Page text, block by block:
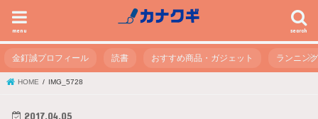
search
menu
金釘誠プロフィール 読書 おすすめ商品・ガジェット ランニング
HOME IMG_5728
2017.04.05